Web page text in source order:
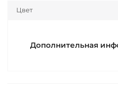
Цвет
Дополнительная